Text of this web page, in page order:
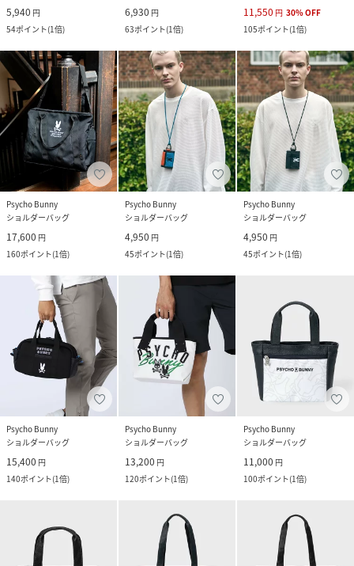
5,940 円
54ポイント(1倍)
6,930 円
63ポイント(1倍)
11,550 円 30%OFF
105ポイント(1倍)
Psycho Bunny
ショルダーバッグ
17,600 円
160ポイント(1倍)
Psycho Bunny
ショルダーバッグ
4,950 円
45ポイント(1倍)
Psycho Bunny
ショルダーバッグ
4,950 円
45ポイント(1倍)
Psycho Bunny
ショルダーバッグ
15,400 円
140ポイント(1倍)
Psycho Bunny
ショルダーバッグ
13,200 円
120ポイント(1倍)
Psycho Bunny
ショルダーバッグ
11,000 円
100ポイント(1倍)